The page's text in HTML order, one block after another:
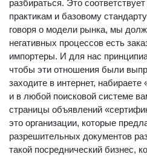
разбираться. Это
практикам и базовому
говоря о модели рынка, мы
негативных процессов есть
импортеры. И для нас
чтобы эти отношения были
заходите в интернет,
и в любой поисковой системе
страницы объявлений
это организации, которые
разрешительных документов
такой посреднический бизнес,